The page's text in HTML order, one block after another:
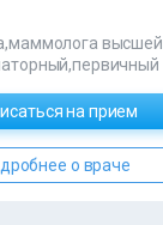
высшей
на прием
о враче